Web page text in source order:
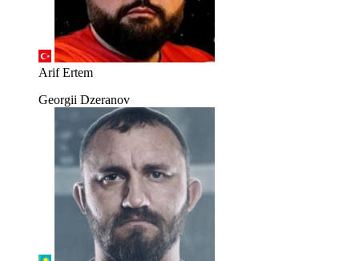
Arif Ertem
Georgii Dzeranov